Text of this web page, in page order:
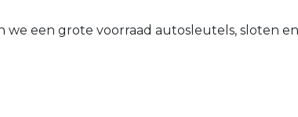
we een grote voorraad autosleutels, sloten